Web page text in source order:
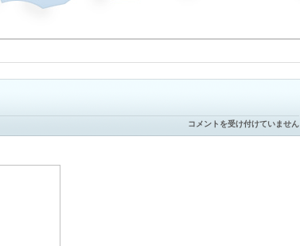
ひ
こ
コメントを受け付けていません